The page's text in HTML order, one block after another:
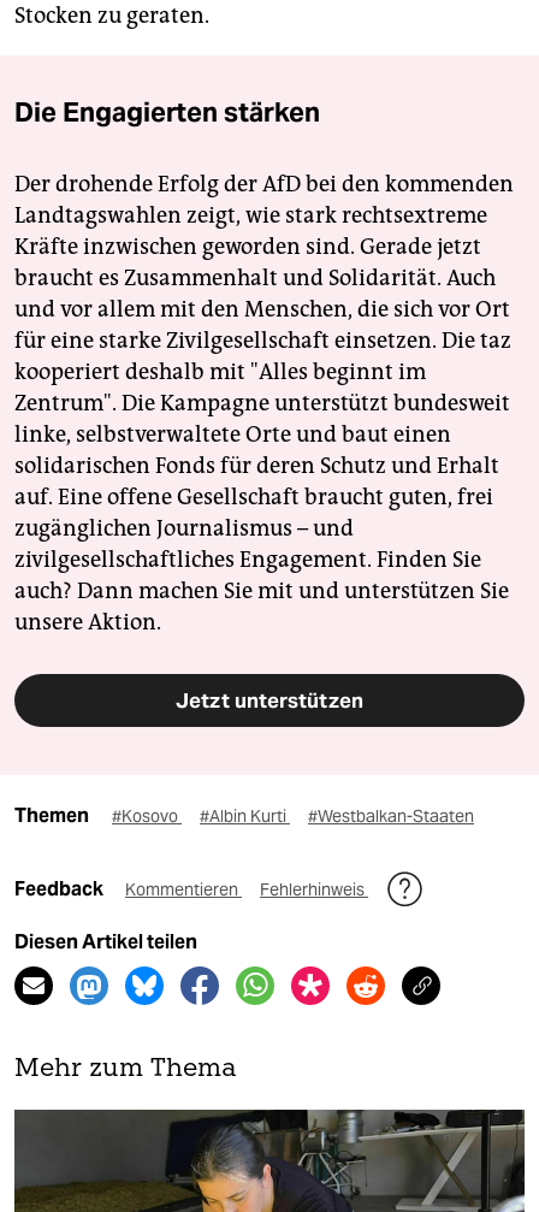
Stocken zu geraten.
Die Engagierten stärken
Der drohende Erfolg der AfD bei den kommenden
Landtagswahlen zeigt, wie stark rechtsextreme
Kräfte inzwischen geworden sind. Gerade jetzt
braucht es Zusammenhalt und Solidarität. Auch
und vor allem mit den Menschen, die sich vor Ort
für eine starke Zivilgesellschaft einsetzen. Die taz
kooperiert deshalb mit "Alles beginnt im
Zentrum". Die Kampagne unterstützt bundesweit
linke, selbstverwaltete Orte und baut einen
solidarischen Fonds für deren Schutz und Erhalt
auf. Eine offene Gesellschaft braucht guten, frei
zugänglichen Journalismus – und
zivilgesellschaftliches Engagement. Finden Sie
auch? Dann machen Sie mit und unterstützen Sie
unsere Aktion.
Jetzt unterstützen
Themen #Kosovo #Albin Kurti #Westbalkan-Staaten
Feedback Kommentieren Fehlerhinweis
Diesen Artikel teilen
Mehr zum Thema